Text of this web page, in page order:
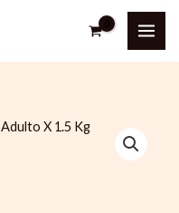
Quantity